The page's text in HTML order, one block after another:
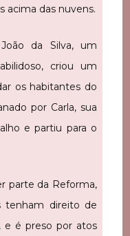
acima das nuvens.
da Silva, um
criou um
os habitantes do
por Carla, sua
e partiu para o
parte da Reforma,
tenham direito de
e é preso por atos